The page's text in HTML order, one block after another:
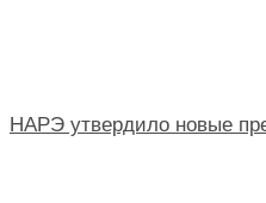
НАРЭ утвердило новые